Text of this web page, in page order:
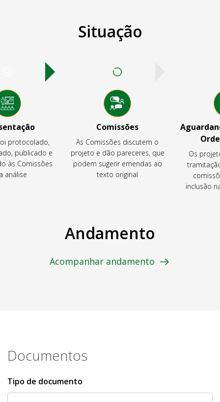
Situação
protocolado,
publicado e
às Comissões
análise
Comissões
As Comissões discutem o
projeto e dão pareceres, que
podem sugerir emendas ao
texto original
Os
inclusão
Andamento
Acompanhar andamento
Documentos
Tipo de documento